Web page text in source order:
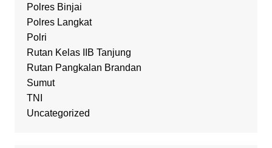
Polres Binjai
Polres Langkat
Polri
Rutan Kelas IIB Tanjung
Rutan Pangkalan Brandan
Sumut
TNI
Uncategorized